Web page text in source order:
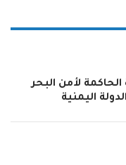
لأمن البحر
اليمنية